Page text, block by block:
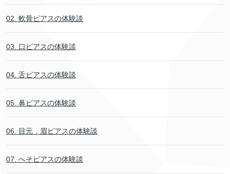
02. 軟骨ピアスの体験談
03. 口ピアスの体験談
04. 舌ピアスの体験談
05. 鼻ピアスの体験談
06. 目元．眉ピアスの体験談
07. へそピアスの体験談